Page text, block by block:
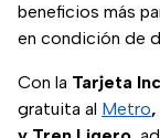
beneficios más
en condición de
Con la Tarjeta
gratuita al Metro